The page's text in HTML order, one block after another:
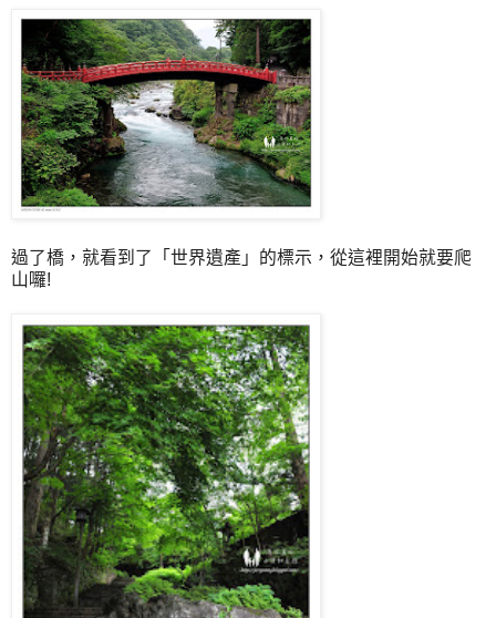
過了橋，就看到了「世界遺產」的標示，從這裡開始就要爬
山囉!